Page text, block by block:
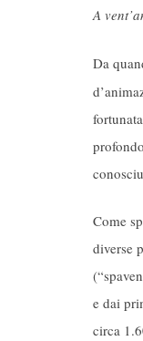
A
Da
Come
diverse
e dai
circa